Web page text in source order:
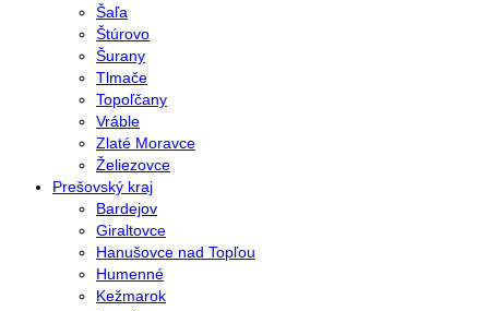
Šaľa
Štúrovo
Šurany
Tlmače
Topoľčany
Vráble
Zlaté Moravce
Želiezovce
Prešovský kraj
Bardejov
Giraltovce
Hanušovce nad Topľou
Humenné
Kežmarok